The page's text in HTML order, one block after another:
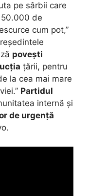
pe sârbii care
50.000 de
cum pot,”
povești
țării, pentru
la cea mai mare
Partidul
internă și
de urgență